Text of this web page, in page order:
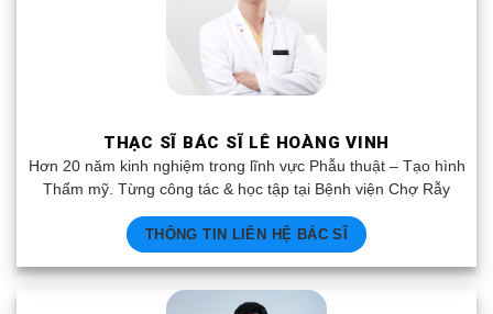
THẠC SĨ BÁC SĨ LÊ HOÀNG VINH
Hơn 20 năm kinh nghiệm trong lĩnh vực Phẫu thuật – Tạo hình
Thẩm mỹ. Từng công tác & học tập tại Bệnh viện Chợ Rẫy
THÔNG TIN LIÊN HỆ BÁC SĨ